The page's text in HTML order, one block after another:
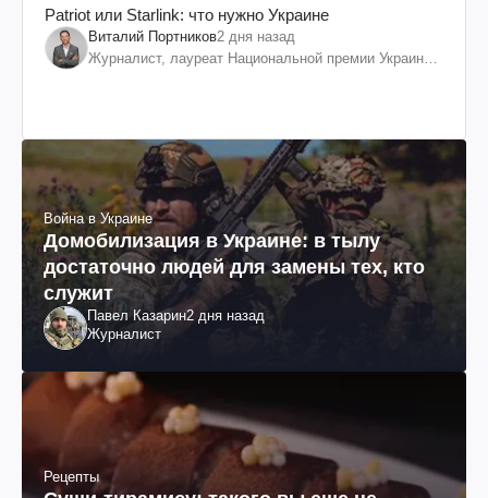
Patriot или Starlink: что нужно Украине
Виталий Портников2 дня назад
Журналист, лауреат Национальной премии Украины
Война в Украине
Домобилизация в Украине: в тылу
достаточно людей для замены тех, кто
служит
Павел Казарин2 дня назад
Журналист
Рецепты